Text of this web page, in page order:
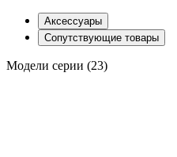
Аксессуары
Сопутствующие товары
Модели серии (23)